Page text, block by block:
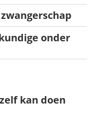
onder
kan doen